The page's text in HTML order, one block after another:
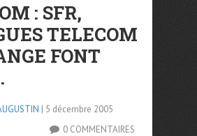
: SFR,
TELECOM
FONT
| 5 décembre 2005
0 COMMENTAIRES